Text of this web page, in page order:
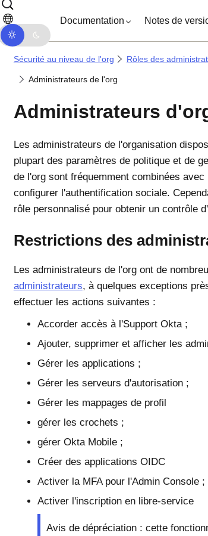
dans les documents
Documentation Notes de
Sécurité au niveau de l'org Rôles des
Administrateurs de l'org
Administrateurs
Les administrateurs de l'organisation
plupart des paramètres de politique et de
de l'org sont fréquemment combinées
configurer l'authentification sociale.
rôle personnalisé pour obtenir un contrôle
Restrictions des
Les administrateurs de l'org ont de
administrateurs, à quelques exceptions
effectuer les actions suivantes :
Accorder accès à l'Support Okta;
Ajouter, supprimer et afficher les
Gérer les applications ;
Gérer les serveurs d'autorisation ;
Gérer les mappages de profil
gérer les crochets ;
gérer Okta Mobile ;
Créer des applications OIDC
Activer la MFA pour l'Admin Console;
Activer l'inscription en libre-service
Avis de dépréciation : cette